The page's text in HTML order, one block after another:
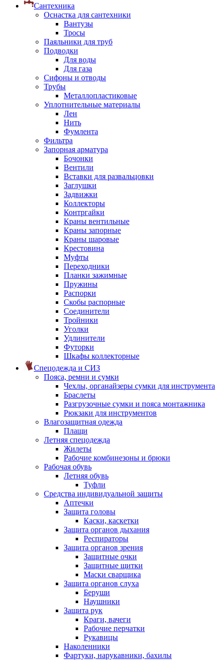
Сантехника
Оснастка для сантехники
Вантузы
Тросы
Паяльники для труб
Подводки
Для воды
Для газа
Сифоны и отводы
Трубы
Металлопластиковые
Уплотнительные материалы
Лен
Нить
Фумлента
Фильтра
Запорная арматура
Бочонки
Вентили
Вставки для развальцовки
Заглушки
Задвижки
Коллекторы
Контргайки
Краны вентильные
Краны запорные
Краны шаровые
Крестовина
Муфты
Переходники
Планки зажимные
Пружины
Распорки
Скобы распорные
Соединители
Тройники
Уголки
Удлинители
Футорки
Шкафы коллекторные
Спецодежда и СИЗ
Пояса, ремни и сумки
Чехлы, органайзеры сумки для инструмента
Браслеты
Разгрузочные сумки и пояса монтажника
Рюкзаки для инструментов
Влагозащитная одежда
Плащи
Летняя спецодежда
Жилеты
Рабочие комбинезоны и брюки
Рабочая обувь
Летняя обувь
Туфли
Средства индивидуальной защиты
Аптечки
Защита головы
Каски, каскетки
Защита органов дыхания
Респираторы
Защита органов зрения
Защитные очки
Защитные щитки
Маски сварщика
Защита органов слуха
Беруши
Наушники
Защита рук
Краги, вачеги
Рабочие перчатки
Рукавицы
Наколенники
Фартуки, нарукавники, бахилы